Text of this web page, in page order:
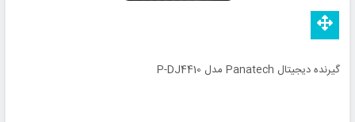
گیرنده دیجیتال Panatech مدل P-DJ4410